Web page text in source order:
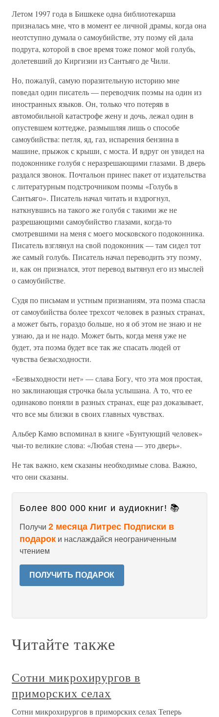
Летом 1997 года в Бишкеке одна библиотекарша
призналась мне, что в момент ее личной драмы, когда она
неотступно думала о самоубийстве, эту поэму ей дала
подруга, которой в свое время тоже помог мой голубь,
долетевший до Киргизии из Сантьяго де Чили.
Но, пожалуй, самую поразительную историю мне
поведал один писатель — переводчик поэмы на один из
иностранных языков. Он, только что потеряв в
автомобильной катастрофе жену и дочь, лежал один в
опустевшем коттедже, размышляя лишь о способе
самоубийства: петля, яд, газ, испарения бензина в
машине, прыжок с крыши, с моста. И вдруг он увидел на
подоконнике голубя с неразрешающими глазами. В дверь
раздался звонок. Почтальон принес пакет от издательства
с литературным подстрочником поэмы «Голубь в
Сантьяго». Писатель начал читать и вздрогнул,
наткнувшись на такого же голубя с такими же не
разрешающими самоубийство глазами, когда-то
смотревшими на меня с моего московского подоконника.
Писатель взглянул на свой подоконник — там сидел тот
же самый голубь. Писатель начал переводить эту поэму,
и, как он признался, этот перевод вытянул его из мыслей
о самоубийстве.
Судя по письмам и устным признаниям, эта поэма спасла
от самоубийства более трехсот человек в разных странах,
а может быть, гораздо больше, но я об этом не знаю и не
узнаю, да и не надо. Может быть, когда меня уже не
будет, эта поэма будет все так же спасать людей от
чувства безысходности.
«Безвыходности нет» — слава Богу, что эта моя простая,
но заклинающая строчка была услышана. А то, что ее
одинаково поняли в разных странах, еще раз доказывает,
что все мы близки в своих главных чувствах.
Альбер Камю вспоминал в книге «Бунтующий человек»
чьи-то великие слова: «Любая стена — это дверь».
Не так важно, кем сказаны необходимые слова. Важно,
что они сказаны.
Более 800 000 книг и аудиокниг! 📚
Получи 2 месяца Литрес Подписки в
подарок и наслаждайся неограниченным
чтением
ПОЛУЧИТЬ ПОДАРОК
Читайте также
Сотни микрохирургов в
приморских селах
Сотни микрохирургов в приморских селах Теперь